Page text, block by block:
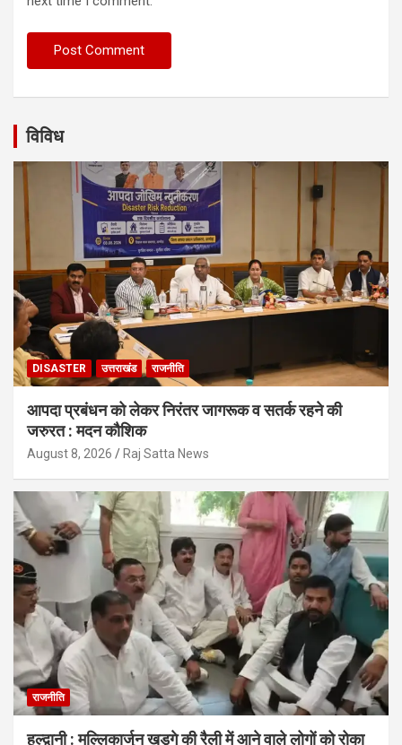
विविध
DISASTER उत्तराखंड राजनीति
आपदा प्रबंधन को लेकर निरंतर जागरूक व सतर्क रहने की
जरुरत : मदन कौशिक
August 8, 2026 Raj Satta News
राजनीति
हल्द्वानी : मल्लिकार्जुन खड़गे की रैली में आने वाले लोगों को रोका